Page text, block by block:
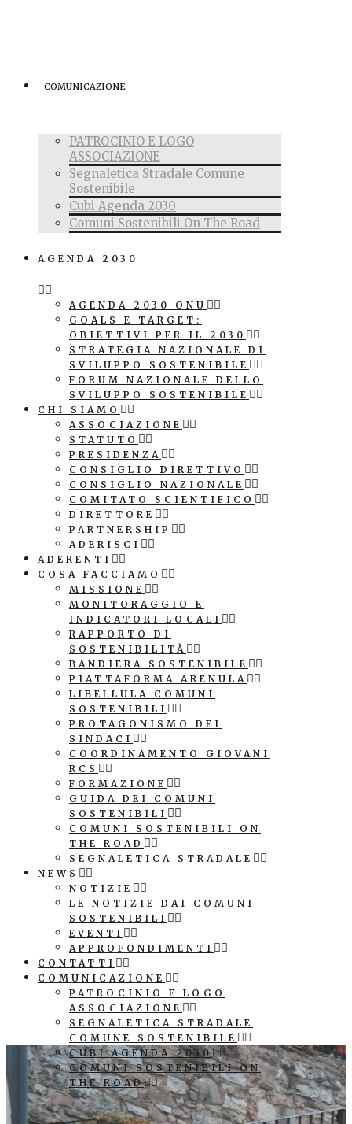
COMUNICAZIONE
PATROCINIO E LOGO
ASSOCIAZIONE
Segnaletica Stradale Comune
Sostenibile
Cubi Agenda 2030
Comuni Sostenibili On The Road
AGENDA 2030
AGENDA 2030 ONU
GOALS E TARGET:
OBIETTIVI PER IL 2030
STRATEGIA NAZIONALE DI
SVILUPPO SOSTENIBILE
FORUM NAZIONALE DELLO
SVILUPPO SOSTENIBILE
CHI SIAMO
ASSOCIAZIONE
STATUTO
PRESIDENZA
CONSIGLIO DIRETTIVO
CONSIGLIO NAZIONALE
COMITATO SCIENTIFICO
DIRETTORE
PARTNERSHIP
ADERISCI
ADERENTI
COSA FACCIAMO
MISSIONE
MONITORAGGIO E
INDICATORI LOCALI
RAPPORTO DI
SOSTENIBILITÀ
BANDIERA SOSTENIBILE
PIATTAFORMA ARENULA
LIBELLULA COMUNI
SOSTENIBILI
PROTAGONISMO DEI
SINDACI
COORDINAMENTO GIOVANI
RCS
FORMAZIONE
GUIDA DEI COMUNI
SOSTENIBILI
COMUNI SOSTENIBILI ON
THE ROAD
SEGNALETICA STRADALE
NEWS
NOTIZIE
LE NOTIZIE DAI COMUNI
SOSTENIBILI
EVENTI
APPROFONDIMENTI
CONTATTI
COMUNICAZIONE
PATROCINIO E LOGO
ASSOCIAZIONE
SEGNALETICA STRADALE
COMUNE SOSTENIBILE
CUBI AGENDA 2030
COMUNI SOSTENIBILI ON
THE ROAD